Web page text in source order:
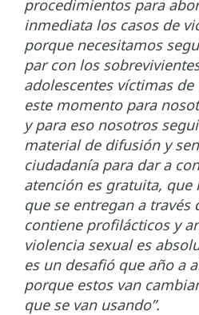
procedimientos para
inmediata los casos de
porque necesitamos
par con los
adolescentes víctimas
este momento para
y para eso nosotros
material de difusión y
ciudadanía para dar a
atención es gratuita, que
que se entregan a
contiene profilácticos y
violencia sexual es
es un desafió que año a
porque estos van
que se van usando”.